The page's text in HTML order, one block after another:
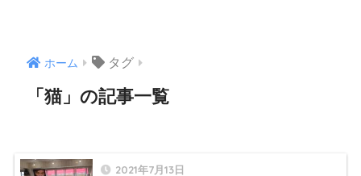
ホーム タグ
「猫」の記事一覧
2021年7月13日